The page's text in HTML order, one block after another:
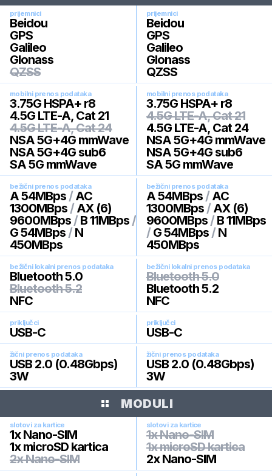
prijemnici
Beidou
GPS
Galileo
Glonass
QZSS
prijemnici
Beidou
GPS
Galileo
Glonass
QZSS
mobilni prenos podataka
3.75G HSPA+ r8
4.5G LTE-A, Cat 21
4.5G LTE-A, Cat 24
NSA 5G+4G mmWave
NSA 5G+4G sub6
SA 5G mmWave
mobilni prenos podataka
3.75G HSPA+ r8
4.5G LTE-A, Cat 21
4.5G LTE-A, Cat 24
NSA 5G+4G mmWave
NSA 5G+4G sub6
SA 5G mmWave
bežični prenos podataka
A 54MBps / AC
1300MBps / AX (6)
9600MBps / B 11MBps /
G 54MBps / N
450MBps
bežični prenos podataka
A 54MBps / AC
1300MBps / AX (6)
9600MBps / B 11MBps
/ G 54MBps / N
450MBps
bežični lokalni prenos podataka
Bluetooth 5.0
Bluetooth 5.2
NFC
bežični lokalni prenos podataka
Bluetooth 5.0
Bluetooth 5.2
NFC
priključci
USB-C
priključci
USB-C
žični prenos podataka
USB 2.0 (0.48Gbps)
3W
žični prenos podataka
USB 2.0 (0.48Gbps)
3W
MODULI
slotovi za kartice
1x Nano-SIM
1x microSD kartica
2x Nano-SIM
slotovi za kartice
1x Nano-SIM
1x microSD kartica
2x Nano-SIM